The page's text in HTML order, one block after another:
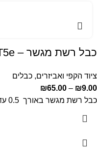
כבל רשת מגשר – CAT5e
ציוד הקפי ואביזרים, כבלים
₪9.00
–
₪65.00
כבל רשת מגשר באורך 0.5 עד 20 מטר – CAT5e